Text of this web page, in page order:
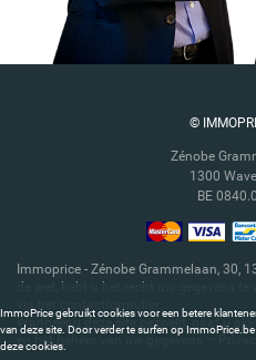
©
Zénobe
1300
BE
Immoprice - Zénobe Grammelaan, 30,
de wet, hebt u het recht uw gegevens
via het contactformulier
Wanneer u deze site bezoekt, gaat u
en het beheer van uw gegevens –
ImmoPrice gebruikt cookies voor een betere
van deze site. Door verder te surfen op
deze cookies.